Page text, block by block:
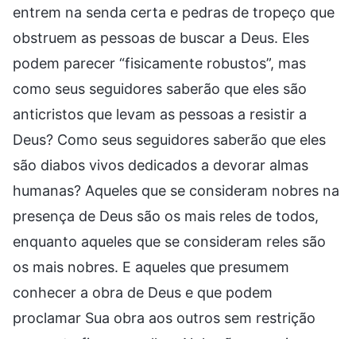
entrem na senda certa e pedras de tropeço que
obstruem as pessoas de buscar a Deus. Eles
podem parecer “fisicamente robustos”, mas
como seus seguidores saberão que eles são
anticristos que levam as pessoas a resistir a
Deus? Como seus seguidores saberão que eles
são diabos vivos dedicados a devorar almas
humanas? Aqueles que se consideram nobres na
presença de Deus são os mais reles de todos,
enquanto aqueles que se consideram reles são
os mais nobres. E aqueles que presumem
conhecer a obra de Deus e que podem
proclamar Sua obra aos outros sem restrição